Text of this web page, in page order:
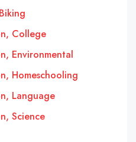
College
Environmental
Homeschooling
Language
Science